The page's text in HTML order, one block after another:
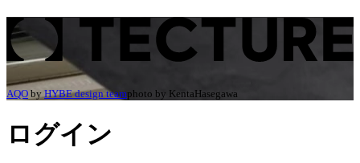
AQO by HYBE design teamphoto by KentaHasegawa
ログイン